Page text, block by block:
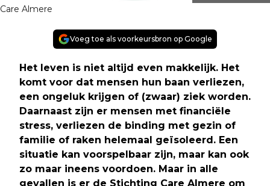
Care Almere
Voeg toe als voorkeursbron op Google
Het leven is niet altijd even makkelijk. Het
komt voor dat mensen hun baan verliezen,
een ongeluk krijgen of (zwaar) ziek worden.
Daarnaast zijn er mensen met financiële
stress, verliezen de binding met gezin of
familie of raken helemaal geïsoleerd. Een
situatie kan voorspelbaar zijn, maar kan ook
zo maar ineens voordoen. Maar in alle
gevallen is er de Stichting Care Almere om